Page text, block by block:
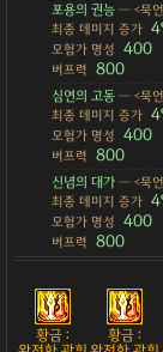
포용의 권능— <묵
최종 데미지 증가
모험가 명성 400
버프력 800
심연의 고동— <묵
최종 데미지 증가
모험가 명성 400
버프력 800
신념의 대가— <묵
최종 데미지 증가
모험가 명성 400
버프력 800
황금 :
황금 :